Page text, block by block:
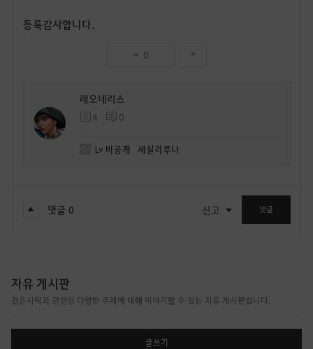
등록감사합니다.
0
레오네리스
4 0
Lv 비공개 세실리루나
댓글 0 신고 댓글
자유 게시판
검은사막과 관련된 다양한 주제에 대해 이야기할 수 있는 자유 게시판입니다.
글쓰기